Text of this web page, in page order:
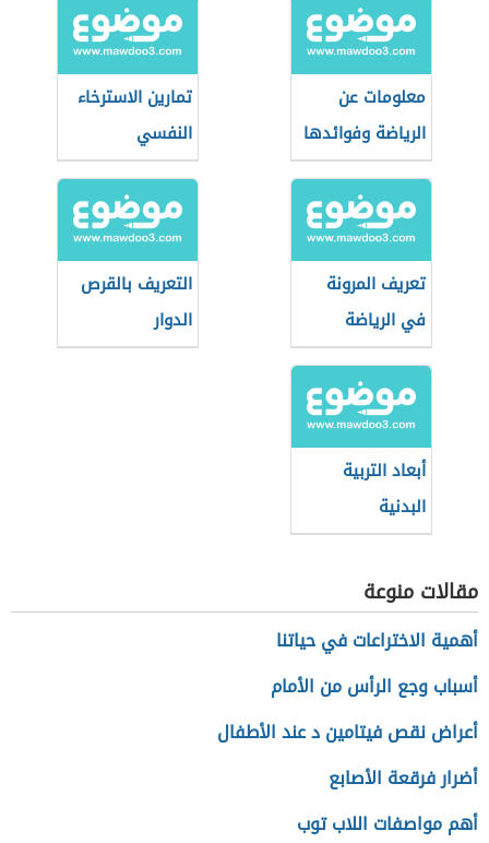
معلومات عن
الرياضة وفوائدها
تمارين الاسترخاء
النفسي
تعريف المرونة
في الرياضة
التعريف بالقرص
الدوار
أبعاد التربية
البدنية
مقالات منوعة
أهمية الاختراعات في حياتنا
أسباب وجع الرأس من الأمام
أعراض نقص فيتامين د عند الأطفال
أضرار فرقعة الأصابع
أهم مواصفات اللاب توب